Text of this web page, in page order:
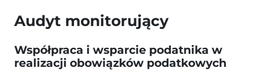
Audyt monitorujący
Współpraca i wsparcie podatnika w
realizacji obowiązków podatkowych